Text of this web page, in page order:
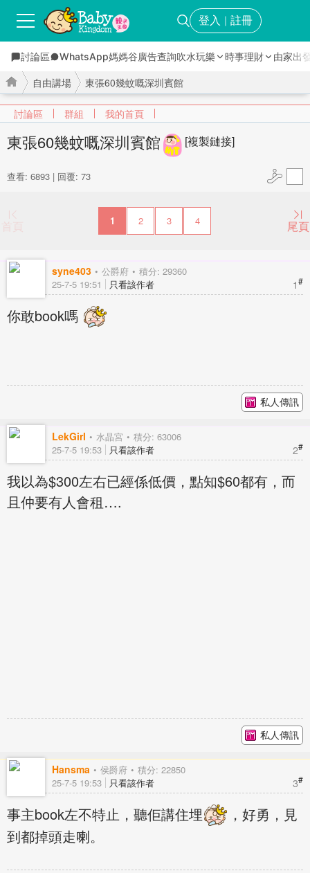
登入 ｜ 註冊
討論區 WhatsApp媽媽谷廣告查詢吹水玩樂 時事理財 由家出
討論區 群組 我的首頁
自由講場 東張60幾蚊嘅深圳賓館
查看: 6893 | 回覆: 73
東張60幾蚊嘅深圳賓館 [複製鏈接]
首頁 1 2 3 4 尾頁
syne403 公爵府 積分: 29360
1#
25-7-5 19:51 只看該作者
你敢book嗎
私人傳訊
LekGirl 水晶宮 積分: 63006
2#
25-7-5 19:53 只看該作者
我以為$300左右已經係低價，點知$60都有，而
且仲要有人會租….
私人傳訊
Hansma 侯爵府 積分: 22850
3#
25-7-5 19:53 只看該作者
事主book左不特止，聽佢講住埋
，好勇，見
到都掉頭走喇。